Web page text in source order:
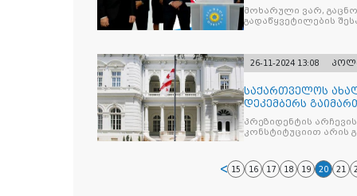
მოხარული ვარ,
გადაწყვეტილების შესაბამისად,
26-11-2024 13:08
საქართველოს
დეკემბერს
პრეზიდენტის
კონსტიტუციით არის
15 16 17 18 19 20 21